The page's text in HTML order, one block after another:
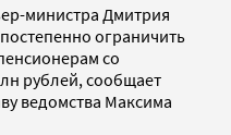
министра Дмитрия
ограничить
со
рублей, сообщает
ведомства Максима